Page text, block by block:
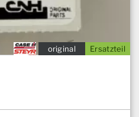
Ersatzteil
original